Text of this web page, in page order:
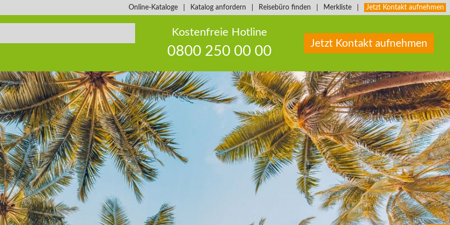
Online-Kataloge Katalog anfordern Reisebüro finden Merkliste Jetzt Kontakt aufnehmen
Kostenfreie Hotline
0800 250 00 00
Jetzt Kontakt aufnehmen